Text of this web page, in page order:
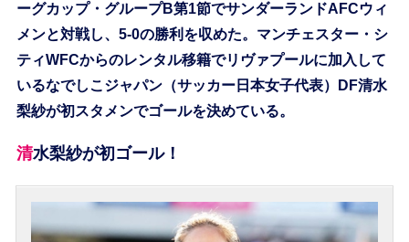
ーグカップ・グループB第1節でサンダーランドAFCウィ
メンと対戦し、5-0の勝利を収めた。マンチェスター・シ
ティWFCからのレンタル移籍でリヴァプールに加入して
いるなでしこジャパン（サッカー日本女子代表）DF清水
梨紗が初スタメンでゴールを決めている。
清水梨紗が初ゴール！